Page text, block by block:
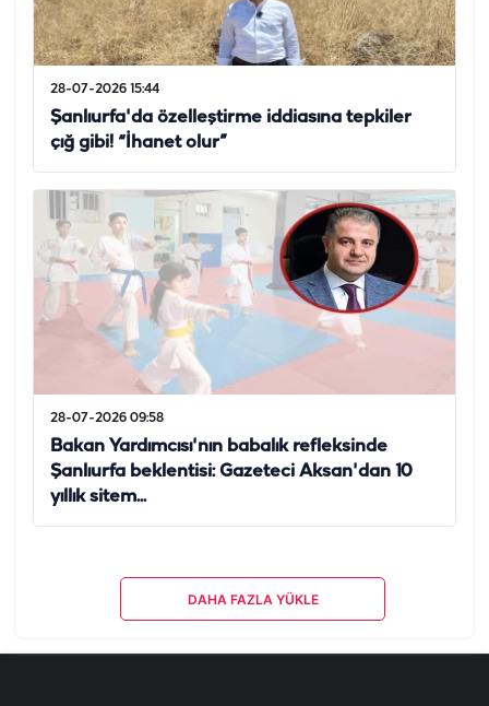
28-07-2026 15:44
Şanlıurfa'da özelleştirme iddiasına tepkiler
çığ gibi! “İhanet olur”
28-07-2026 09:58
Bakan Yardımcısı'nın babalık refleksinde
Şanlıurfa beklentisi: Gazeteci Aksan'dan 10
yıllık sitem...
DAHA FAZLA YÜKLE